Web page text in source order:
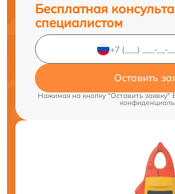
Бесплатная
специалистом
Оставить
Нажимая на кнопку "Оставить заявку"